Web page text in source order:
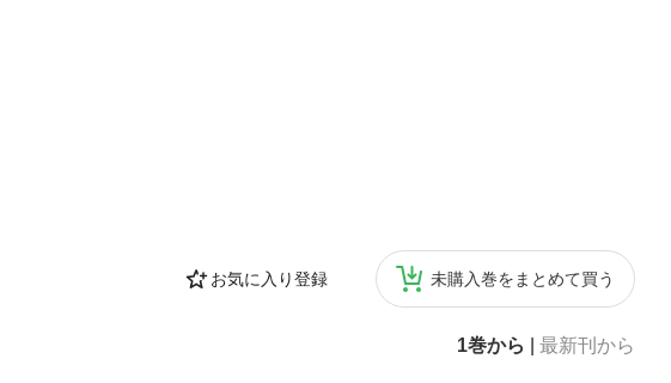
お気に入り登録 未購入巻をまとめて買う
1巻から 最新刊から